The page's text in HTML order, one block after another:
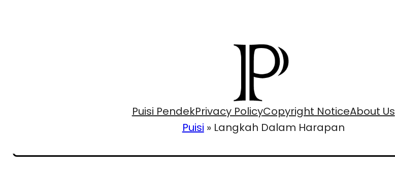
Puisi PendekPrivacy PolicyCopyright NoticeAbout Us
Puisi » Langkah Dalam Harapan